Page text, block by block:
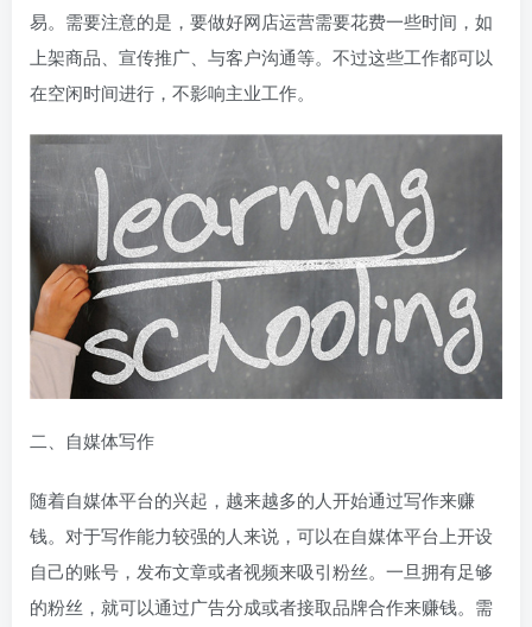
易。需要注意的是，要做好网店运营需要花费一些时间，如
上架商品、宣传推广、与客户沟通等。不过这些工作都可以
在空闲时间进行，不影响主业工作。
二、自媒体写作
随着自媒体平台的兴起，越来越多的人开始通过写作来赚
钱。对于写作能力较强的人来说，可以在自媒体平台上开设
自己的账号，发布文章或者视频来吸引粉丝。一旦拥有足够
的粉丝，就可以通过广告分成或者接取品牌合作来赚钱。需